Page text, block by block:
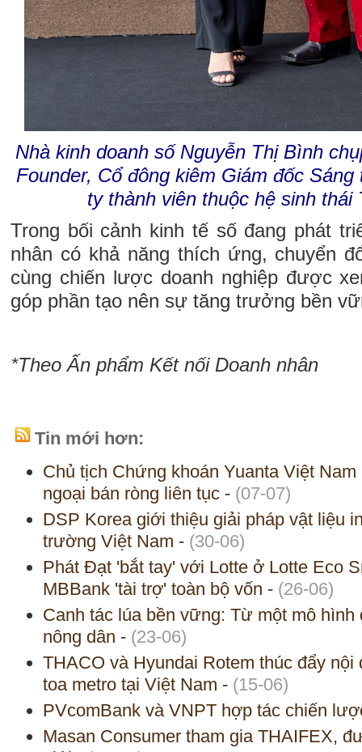
Nhà kinh doanh số Nguyễn Thị Bình
Founder, Cổ đông kiêm Giám đốc
ty thành viên thuộc hệ sinh
Trong bối cảnh kinh tế số đang phát
nhân có khả năng thích ứng, chuyển
cùng chiến lược doanh nghiệp được
góp phần tạo nên sự tăng trưởng bền
*Theo Ấn phẩm Kết nối Doanh nhân
Tin mới hơn:
Chủ tịch Chứng khoán Yuanta Việt
ngoại bán ròng liên tục - (07-07)
DSP Korea giới thiệu giải pháp vật liệu
trường Việt Nam - (30-06)
Phát Đạt 'bắt tay' với Lotte ở Lotte Eco
MBBank 'tài trợ' toàn bộ vốn - (26-06)
Canh tác lúa bền vững: Từ một mô hình
nông dân - (23-06)
THACO và Hyundai Rotem thúc đẩy nội
toa metro tại Việt Nam - (15-06)
PVcomBank và VNPT hợp tác chiến
Masan Consumer tham gia THAIFEX,